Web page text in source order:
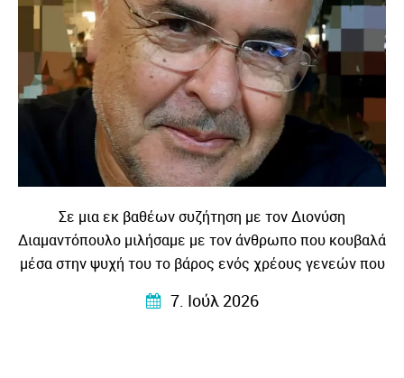
Σε μια εκ βαθέων συζήτηση με τον Διονύση
Διαμαντόπουλο μιλήσαμε με τον άνθρωπο που κουβαλά
μέσα στην ψυχή του το βάρος ενός χρέους γενεών που
συγκλονιστική και κυρίως …αληθινή!
7. Ιούλ 2026